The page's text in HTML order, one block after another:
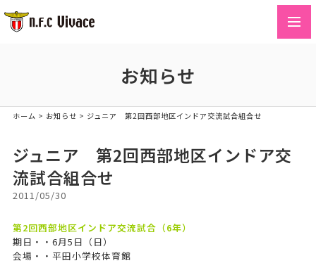
お知らせ
ホーム > お知らせ > ジュニア 第2回西部地区インドア交流試合組合せ
ジュニア 第2回西部地区インドア交
流試合組合せ
2011/05/30
第2回西部地区インドア交流試合（6年）
期日・・6月5日（日）
会場・・平田小学校体育館